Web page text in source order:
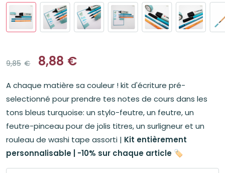
9,85 €
Le
prix
initial
était :
9,85€.
8,88 €
Le
prix
actuel
est :
8,88€.
A chaque matière sa couleur ! kit d'écriture pré-
selectionné pour prendre tes notes de cours dans les
tons bleus turquoise: un stylo-feutre, un feutre, un
feutre-pinceau pour de jolis titres, un surligneur et un
rouleau de washi tape assorti | Kit entièrement
personnalisable | -10% sur chaque article 🏷️